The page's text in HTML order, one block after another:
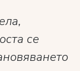
се